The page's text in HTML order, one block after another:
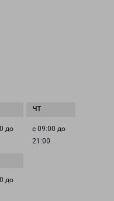
до
с 09:00 до
21:00
до